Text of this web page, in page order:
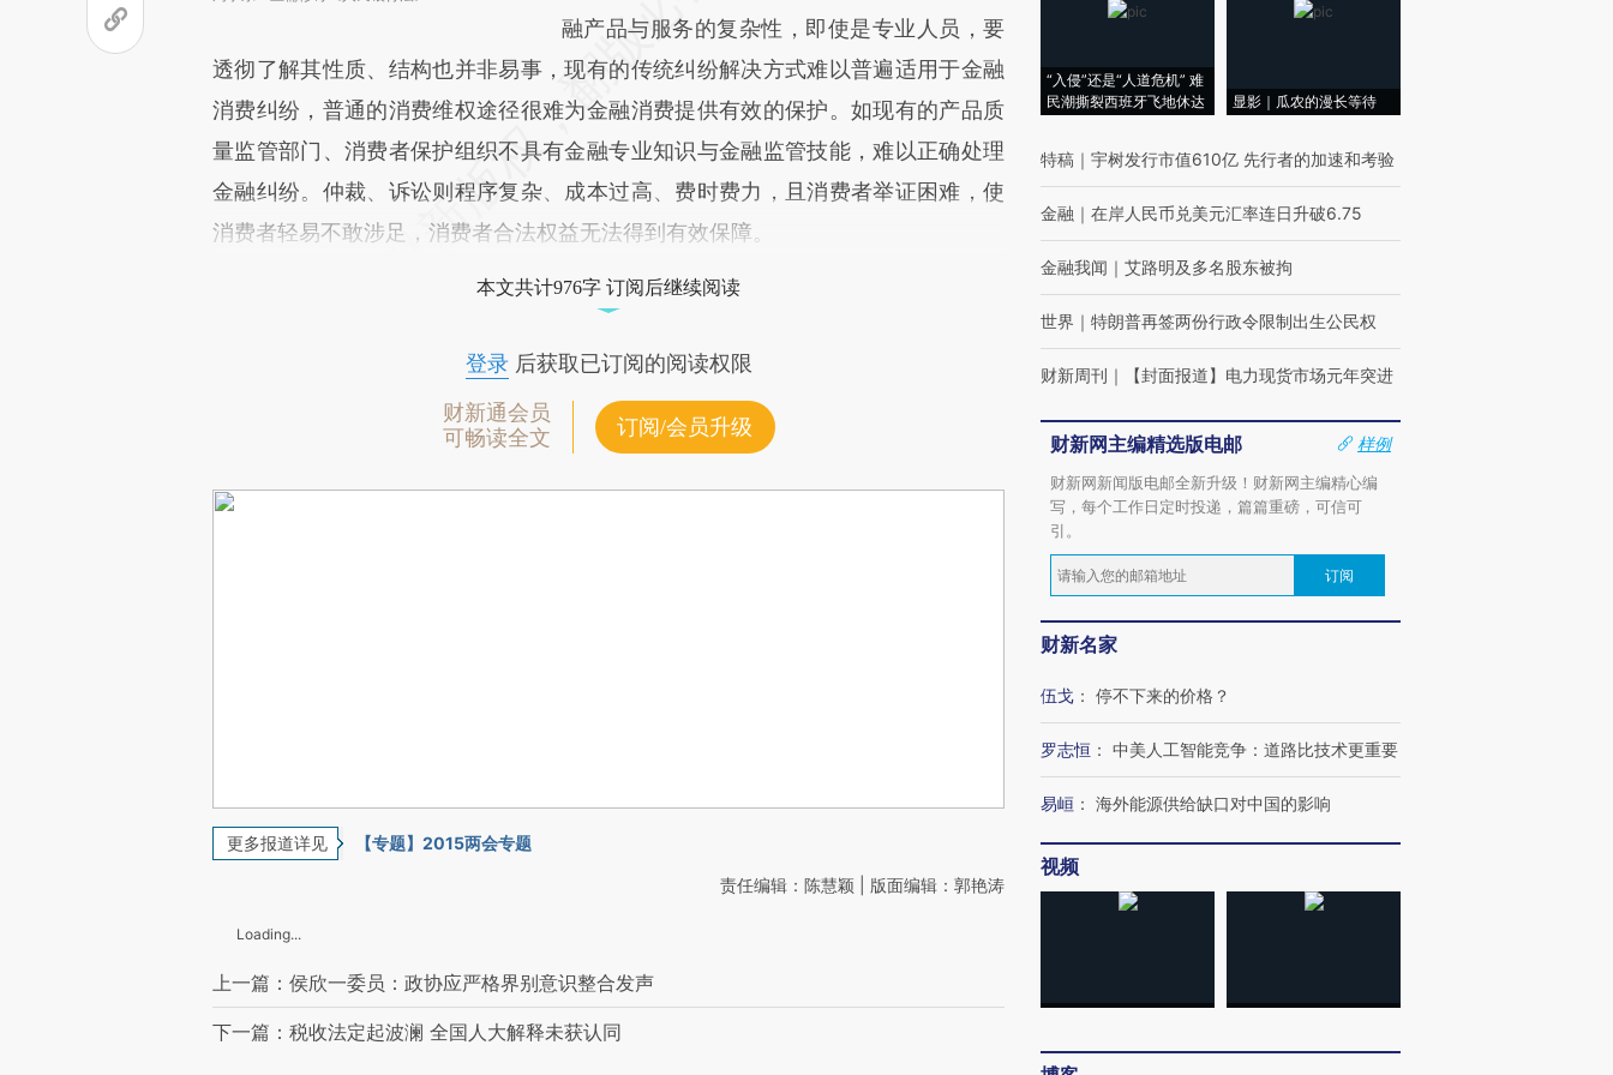
融产品与服务的复杂性，即使是专业人员，要
透彻了解其性质、结构也并非易事，现有的传统纠纷解决方式难以普遍适用于金融
消费纠纷，普通的消费维权途径很难为金融消费提供有效的保护。如现有的产品质
量监管部门、消费者保护组织不具有金融专业知识与金融监管技能，难以正确处理
金融纠纷。仲裁、诉讼则程序复杂、成本过高、费时费力，且消费者举证困难，使
消费者轻易不敢涉足，消费者合法权益无法得到有效保障。
本文共计976字 订阅后继续阅读
登录后获取已订阅的阅读权限
财新通会员
可畅读全文
订阅/会员升级
更多报道详见 【专题】2015两会专题
责任编辑：陈慧颖 | 版面编辑：郭艳涛
Loading...
上一篇：侯欣一委员：政协应严格界别意识整合发声
下一篇：税收法定起波澜 全国人大解释未获认同
“入侵”还是“人道危机” 难
民潮撕裂西班牙飞地休达
显影｜瓜农的漫长等待
特稿 ｜ 宇树发行市值610亿 先行者的加速和考验
金融 ｜ 在岸人民币兑美元汇率连日升破6.75
金融我闻 ｜ 艾路明及多名股东被拘
世界 ｜ 特朗普再签两份行政令限制出生公民权
财新周刊 ｜ 【封面报道】电力现货市场元年突进
财新网主编精选版电邮
样例
财新网新闻版电邮全新升级！财新网主编精心编
写，每个工作日定时投递，篇篇重磅，可信可
引。
订阅
财新名家
伍戈 ： 停不下来的价格？
罗志恒 ： 中美人工智能竞争：道路比技术更重要
易峘 ： 海外能源供给缺口对中国的影响
视频